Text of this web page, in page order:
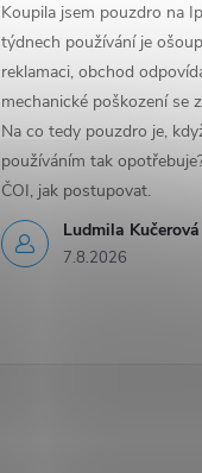
Ludmila Kučerová
7.8.2026
Koupila jsem pouzdro na
týdnech používání je
reklamaci, obchod
mechanické poškození se
Na co tedy pouzdro je,
používáním tak
ČOI, jak postupovat.